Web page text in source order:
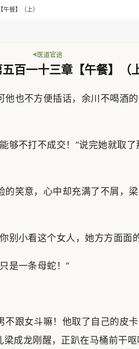
餐】（上）
医道官途
百一十三章【午餐】（上
也不方便插话，余川不喝酒的
够不打不成交！”说完她就取
笑意，心中却充满了不屑，
别小看这个女人，她方方面面
是一条母蛇！”
跟女斗嘛！他取了自己的皮卡
成龙刚醒，正趴在马桶前干呕